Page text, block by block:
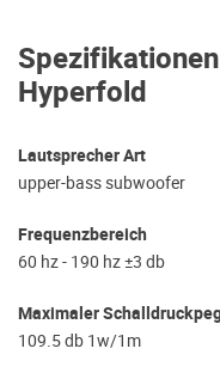
Hyperfold
Lautsprecher Art
upper-bass subwoofer
Frequenzbereich
60 hz - 190 hz ±3 db
Maximaler
109.5 db 1w/1m